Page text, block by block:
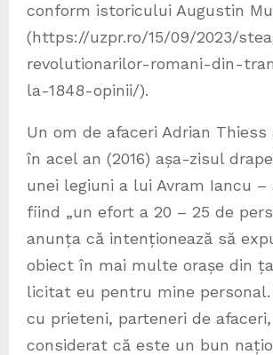
conform istoricului Augustin
(https://uzpr.ro/15/09/2023/
revolutionarilor-romani-din-
la-1848-opinii/).
Un om de afaceri Adrian
în acel an (2016) așa-zisul
unei legiuni a lui Avram Iancu –
fiind „un efort a 20 – 25 de
anunța că intenționează să
obiect în mai multe orașe din
licitat eu pentru mine personal.
cu prieteni, parteneri de
considerat că este un bun